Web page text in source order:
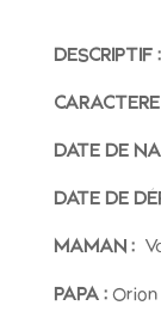
DESCRIPTIF :
DATE DE
DATE DE
MAMAN :
PAPA : Orion